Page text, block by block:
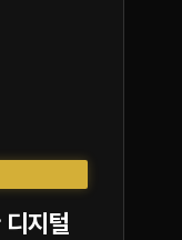
디지털